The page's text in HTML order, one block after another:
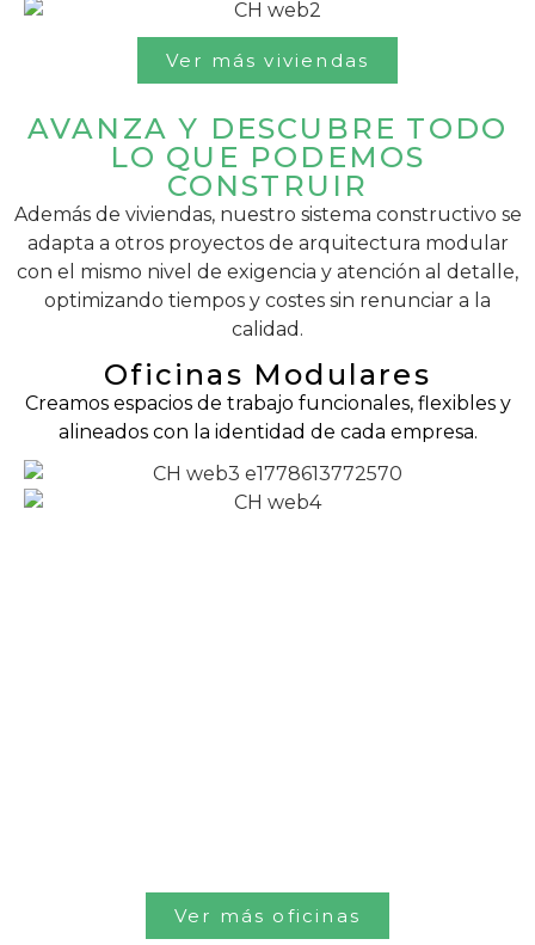
Ver más viviendas
AVANZA Y DESCUBRE TODO
LO QUE PODEMOS
CONSTRUIR
Además de viviendas, nuestro sistema constructivo se
adapta a otros proyectos de arquitectura modular
con el mismo nivel de exigencia y atención al detalle,
optimizando tiempos y costes sin renunciar a la
calidad.
Oficinas Modulares
Creamos espacios de trabajo funcionales, flexibles y
alineados con la identidad de cada empresa.
Ver más oficinas